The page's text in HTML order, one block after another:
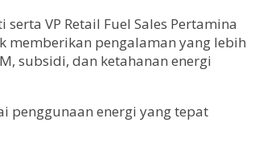
VP Retail Fuel Sales Pertamina
memberikan pengalaman yang lebih
subsidi, dan ketahanan energi
penggunaan energi yang tepat